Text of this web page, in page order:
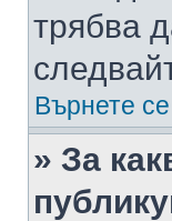
трябва
Върнете
» За